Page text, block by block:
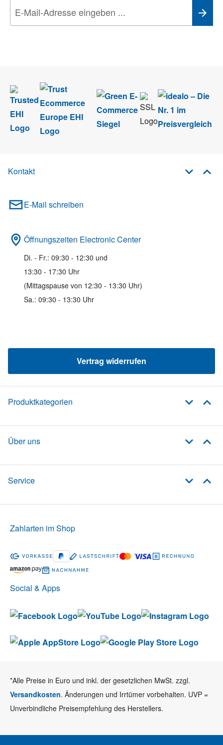
Kontakt
E-Mail schreiben
Öffnungszeiten Electronic Center
Di. - Fr.: 09:30 - 12:30 und
13:30 - 17:30 Uhr
(Mittagspause von 12:30 - 13:30 Uhr)
Sa.: 09:30 - 13:30 Uhr
Vertrag widerrufen
Produktkategorien
Über uns
Service
Social & Apps
Zahlarten im Shop
*Alle Preise in Euro und inkl. der gesetzlichen MwSt. zzgl.
Versandkosten. Änderungen und Irrtümer vorbehalten. UVP =
Unverbindliche Preisempfehlung des Herstellers.